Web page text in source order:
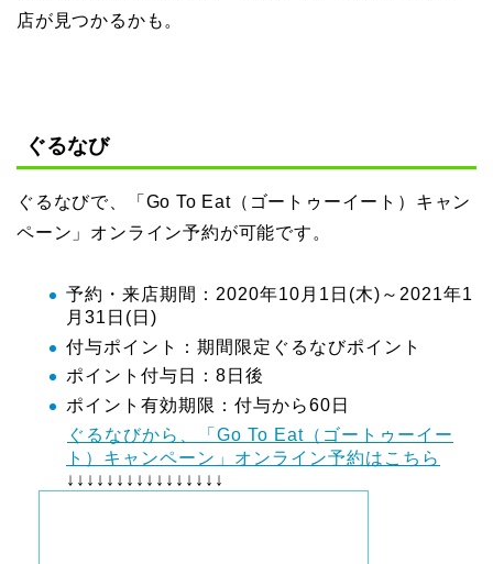
店が見つかるかも。
ぐるなび
ぐるなびで、「Go To Eat（ゴートゥーイート）キャン
ペーン」オンライン予約が可能です。
予約・来店期間：2020年10月1日(木)～2021年1
月31日(日)
付与ポイント：期間限定ぐるなびポイント
ポイント付与日：8日後
ポイント有効期限：付与から60日
ぐるなびから、「Go To Eat（ゴートゥーイー
ト）キャンペーン」オンライン予約はこちら
↓↓↓↓↓↓↓↓↓↓↓↓↓↓↓↓